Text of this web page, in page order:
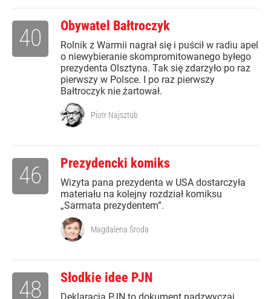
Obywatel Bałtroczyk
Rolnik z Warmii nagrał się i puścił w radiu apel
o niewybieranie skompromitowanego byłego
prezydenta Olsztyna. Tak się zdarzyło po raz
pierwszy w Polsce. I po raz pierwszy
Bałtroczyk nie żartował.
40
Piotr Najsztub
Prezydencki komiks
Wizyta pana prezydenta w USA dostarczyła
materiału na kolejny rozdział komiksu
„Sarmata prezydentem”.
46
Magdalena Środa
Słodkie idee PJN
48